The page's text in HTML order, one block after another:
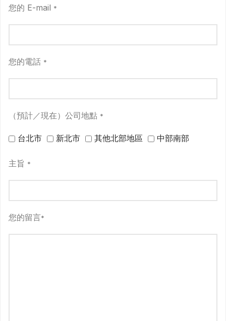
您的 E-mail *
您的電話 *
（預計／現在）公司地點 *
台北市 新北市 其他北部地區 中部南部
主旨 *
您的留言*